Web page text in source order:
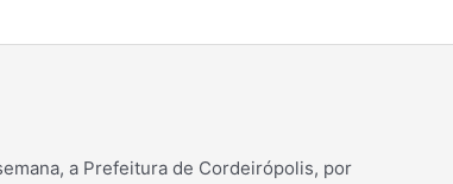
a Prefeitura de Cordeirópolis, por